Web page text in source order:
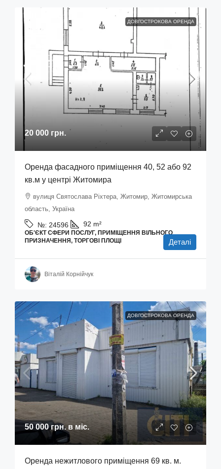
ДОВГОСТРОКОВА ОРЕНДА
20 000 грн.
Оренда фасадного приміщення 40, 52 або 92
кв.м у центрі Житомира
вулиця Святослава Ріхтера, Житомир, Житомирська
область, Україна
№: 24596 92 m²
ОБ'ЄКТ СФЕРИ ПОСЛУГ, ПРИМІЩЕННЯ ВІЛЬНОГО
ПРИЗНАЧЕННЯ, ТОРГОВІ ПЛОЩІ
Деталі
Віталій Корнійчук
ДОВГОСТРОКОВА ОРЕНДА
50 000 грн.в міс.
Оренда нежитлового приміщення 69 кв. м.